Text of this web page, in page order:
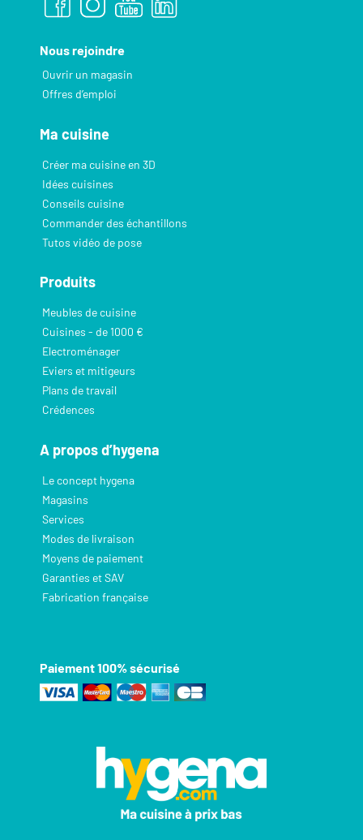
Nous rejoindre
Ouvrir un magasin
Offres d’emploi
Ma cuisine
Créer ma cuisine en 3D
Idées cuisines
Conseils cuisine
Commander des échantillons
Tutos vidéo de pose
Produits
Meubles de cuisine
Cuisines - de 1000 €
Electroménager
Eviers et mitigeurs
Plans de travail
Crédences
A propos d’hygena
Le concept hygena
Magasins
Services
Modes de livraison
Moyens de paiement
Garanties et SAV
Fabrication française
Paiement 100% sécurisé